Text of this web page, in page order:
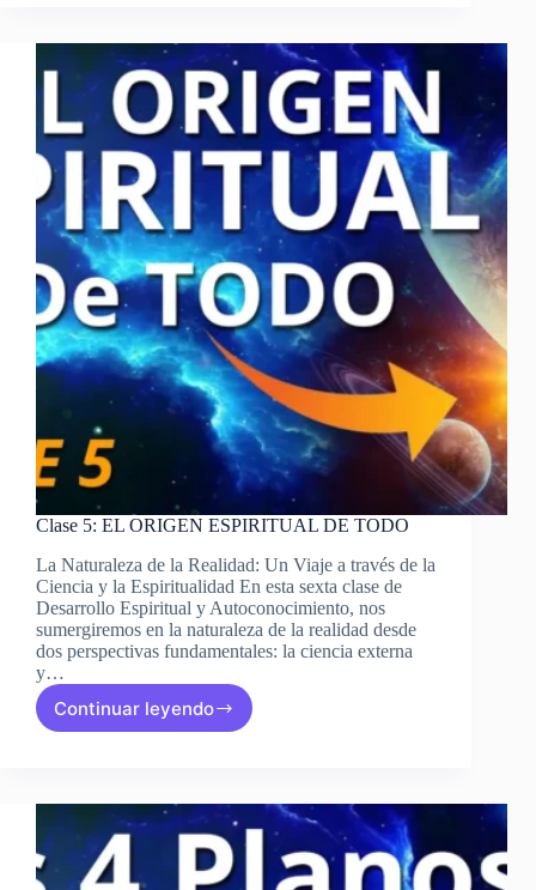
NATURALEZA
DE
LA
REALIDAD
Clase 5: EL ORIGEN ESPIRITUAL DE TODO
La Naturaleza de la Realidad: Un Viaje a través de la
Ciencia y la Espiritualidad En esta sexta clase de
Desarrollo Espiritual y Autoconocimiento, nos
sumergiremos en la naturaleza de la realidad desde
dos perspectivas fundamentales: la ciencia externa
y…
Continuar leyendo
Clase
ESPIRITUAL
DE
TODO